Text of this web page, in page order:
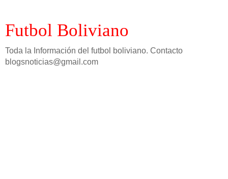
Futbol Boliviano
Toda la Información del futbol boliviano. Contacto
blogsnoticias@gmail.com